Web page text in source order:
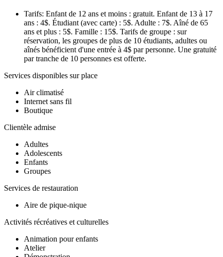
Tarifs: Enfant de 12 ans et moins : gratuit. Enfant de 13 à 17
ans : 4$. Étudiant (avec carte) : 5$. Adulte : 7$. Aîné de 65
ans et plus : 5$. Famille : 15$. Tarifs de groupe : sur
réservation, les groupes de plus de 10 étudiants, adultes ou
aînés bénéficient d'une entrée à 4$ par personne. Une gratuité
par tranche de 10 personnes est offerte.
Services disponibles sur place
Air climatisé
Internet sans fil
Boutique
Clientèle admise
Adultes
Adolescents
Enfants
Groupes
Services de restauration
Aire de pique-nique
Activités récréatives et culturelles
Animation pour enfants
Atelier